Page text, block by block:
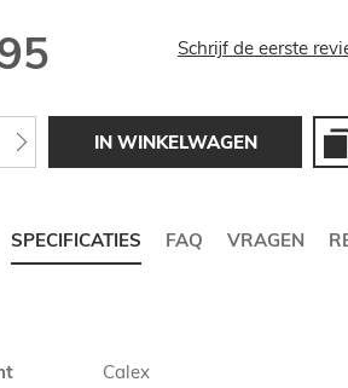
Schrijf de eerste
IN WINKELWAGEN
SPECIFICATIES FAQ VRAGEN
Calex